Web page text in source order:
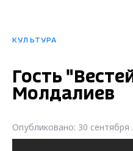
КУЛЬТУРА
Гость
Молдалиев
Опубликовано: 30 сентября